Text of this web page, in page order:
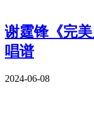
谢霆锋《完
唱谱
2024-06-08